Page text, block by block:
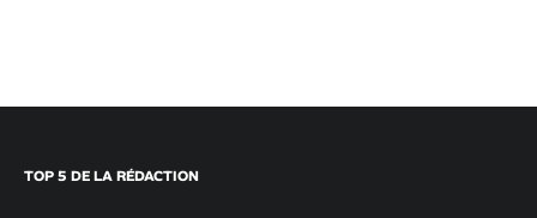
TOP 5 DE LA RÉDACTION